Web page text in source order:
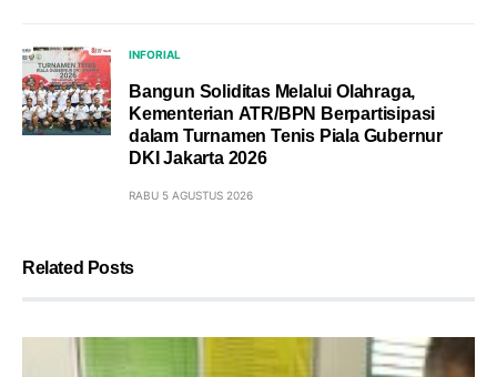
INFORIAL
Bangun Soliditas Melalui Olahraga,
Kementerian ATR/BPN Berpartisipasi
dalam Turnamen Tenis Piala Gubernur
DKI Jakarta 2026
RABU 5 AGUSTUS 2026
Related Posts